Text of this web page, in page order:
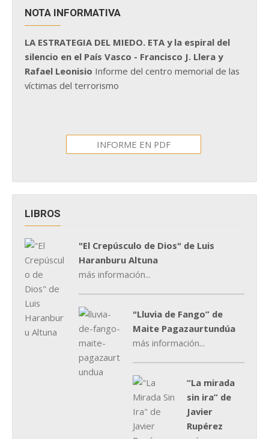
NOTA INFORMATIVA
LA ESTRATEGIA DEL MIEDO. ETA y la espiral del
silencio en el País Vasco - Francisco J. Llera y
Rafael Leonisio Informe del centro memorial de las
víctimas del terrorismo
INFORME EN PDF
LIBROS
"El Crepúsculo de Dios" de Luis
Haranburu Altuna
más información...
"Lluvia de Fango” de
Maite Pagazaurtundúa
más información...
“La mirada
sin ira” de
Javier
Rupérez